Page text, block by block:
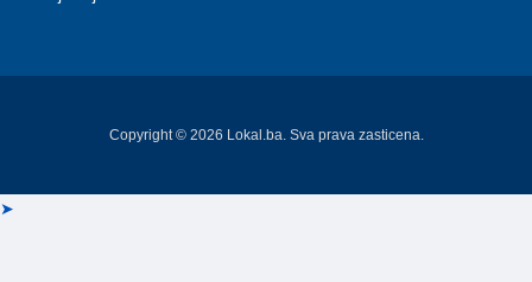
Copyright © 2026 Lokal.ba. Sva prava zasticena.
➤